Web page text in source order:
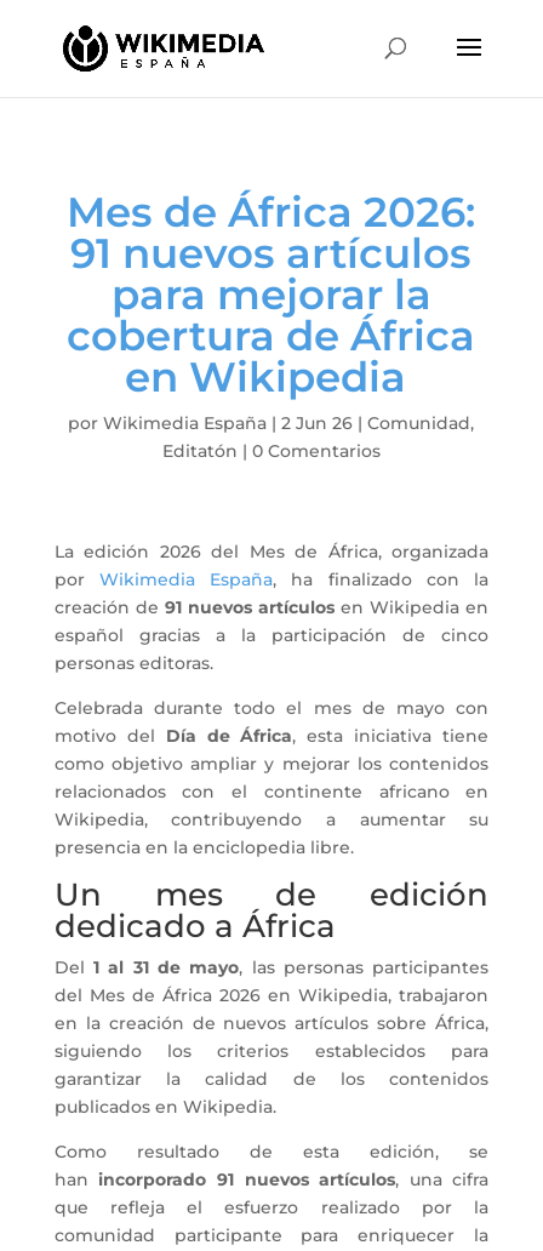
Mes de África 2026:
91 nuevos artículos
para mejorar la
cobertura de África
en Wikipedia
porWikimedia España |2 Jun 26 |Comunidad,
Editatón | 0 Comentarios
La edición 2026 del Mes de África, organizada
porWikimedia España, ha finalizado con la
creación de 91 nuevos artículosen Wikipedia en
español gracias a la participación de cinco
personas editoras.
Celebrada durante todo el mes de mayo con
motivo del Día de África, esta iniciativa tiene
como objetivo ampliar y mejorar los contenidos
relacionados con el continente africano en
Wikipedia, contribuyendo a aumentar su
presencia en la enciclopedia libre.
Un mes de edición
dedicado a África
Del1 al 31 de mayo, las personas participantes
del Mes de África 2026 en Wikipedia, trabajaron
en la creación de nuevos artículos sobre África,
siguiendo los criterios establecidos para
garantizar la calidad de los contenidos
publicados en Wikipedia.
Como resultado de esta edición, se
hanincorporado 91 nuevos artículos, una cifra
que refleja el esfuerzo realizado por la
comunidad participante para enriquecer la